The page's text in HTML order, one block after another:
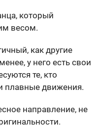
который
весом.
как другие
у него есть свои
те, кто
плавные движения.
направление, не